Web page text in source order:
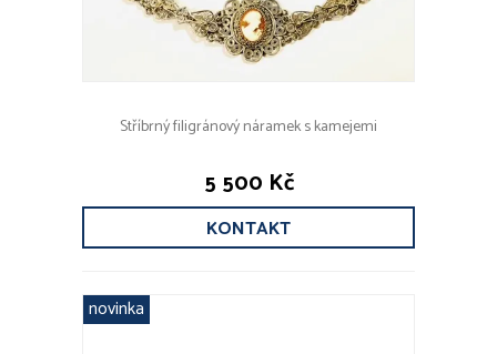
Stříbrný filigránový náramek s kamejemi
5 500 Kč
KONTAKT
novinka